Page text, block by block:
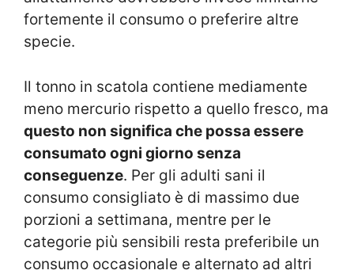
fortemente il consumo o preferire altre
specie.
Il tonno in scatola contiene mediamente
meno mercurio rispetto a quello fresco, ma
questo non significa che possa essere
consumato ogni giorno senza
conseguenze. Per gli adulti sani il
consumo consigliato è di massimo due
porzioni a settimana, mentre per le
categorie più sensibili resta preferibile un
consumo occasionale e alternato ad altri